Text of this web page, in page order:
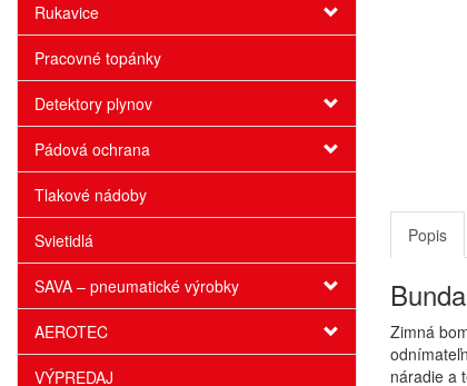
Rukavice
Pracovné topánky
Detektory plynov
Pádová ochrana
Tlakové nádoby
Svietidlá
SAVA – pneumatické výrobky
AEROTEC
VÝPREDAJ
Popis
Zimná
náradie a